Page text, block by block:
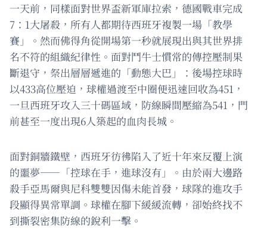
一天前，同樣面對世界盃新軍庫拉索，德國戰車完成
7：1大屠殺，所有人都期待西班牙複製一場「教學
賽」。然而佛得角從開場第一秒就展現出與其世界排
名不符的組織紀律性。面對鬥牛士慣常的傳控壓制果
斷退守，祭出層層遞進的「動態大巴」：後場控球時
以433高位壓迫，球權過渡至中圈便迅速回收為451，
一旦西班牙攻入三十碼區域，防線瞬間壓縮為541，門
前甚至一度出現6人築起的血肉長城。
面對銅牆鐵壁，西班牙彷彿陷入了近十年來反覆上演
的噩夢——「控球在手，進球沒有」。由於兩大邊路
殺手亞馬爾與尼科雙雙因傷未能首發，球隊的進攻手
段顯得異常單調。球權在腳下緩緩流轉，卻始終找不
到撕裂密集防線的銳利一擊。